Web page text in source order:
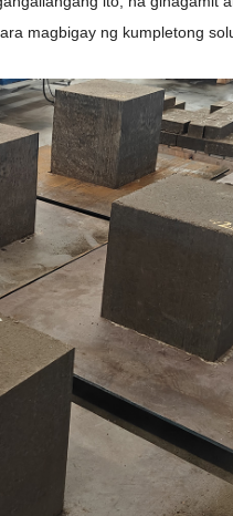
magbigay ng kumpletong